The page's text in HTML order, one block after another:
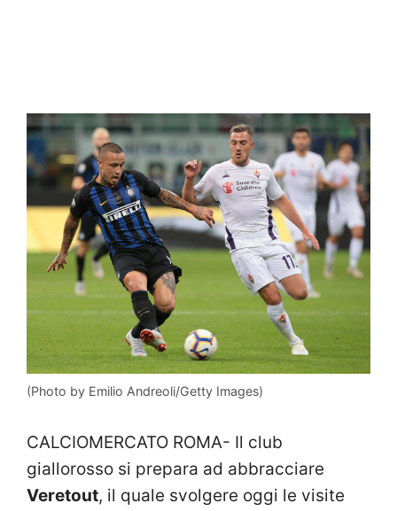
(Photo by Emilio Andreoli/Getty Images)
CALCIOMERCATO ROMA- Il club
giallorosso si prepara ad abbracciare
Veretout, il quale svolgere oggi le visite